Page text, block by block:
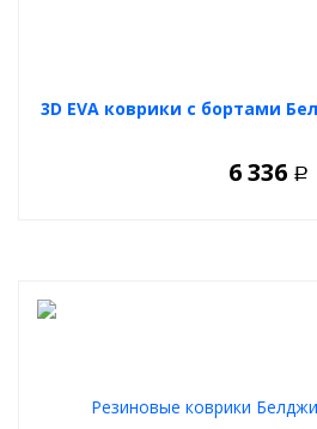
3D EVA коврики с бортами
6 336 Р